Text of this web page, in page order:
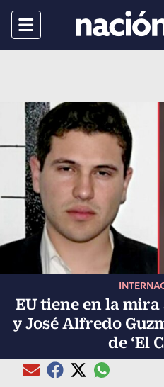
Menu
EU tiene en la
y José Alfredo
de ‘El
Compartir el artículo actual
Compartir el artículo
Compartir el
Compartir el